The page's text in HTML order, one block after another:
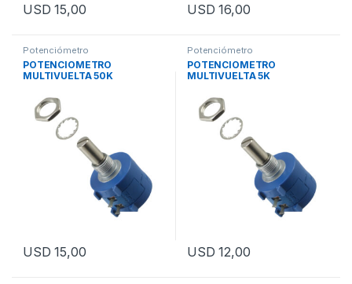
USD 15,00 USD 16,00
Potenciómetro
POTENCIOMETRO
MULTIVUELTA 50K
USD 15,00
Potenciómetro
POTENCIOMETRO
MULTIVUELTA 5K
USD 12,00